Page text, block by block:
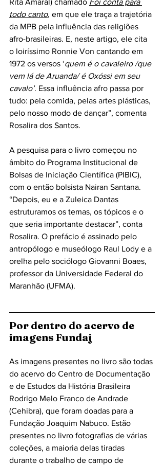
todo canto, em que ele traça a trajetória
da MPB pela influência das religiões
afro-brasileiras. E, neste artigo, ele cita
o loiríssimo Ronnie Von cantando em
1972 os versos ‘quem é o cavaleiro /que
vem lá de Aruanda/ é Oxóssi em seu
cavalo’. Essa influência afro passa por
tudo: pela comida, pelas artes plásticas,
pelo nosso modo de dançar”, comenta
Rosalira dos Santos.
A pesquisa para o livro começou no
âmbito do Programa Institucional de
Bolsas de Iniciação Científica (PIBIC),
com o então bolsista Nairan Santana.
“Depois, eu e a Zuleica Dantas
estruturamos os temas, os tópicos e o
que seria importante destacar”, conta
Rosalira. O prefácio é assinado pelo
antropólogo e museólogo Raul Lody e a
orelha pelo sociólogo Giovanni Boaes,
professor da Universidade Federal do
Maranhão (UFMA).
Por dentro do acervo de
imagens Fundaj
As imagens presentes no livro são todas
do acervo do Centro de Documentação
e de Estudos da História Brasileira
Rodrigo Melo Franco de Andrade
(Cehibra), que foram doadas para a
Fundação Joaquim Nabuco. Estão
presentes no livro fotografias de várias
coleções, a maioria delas tiradas
durante o trabalho de campo de